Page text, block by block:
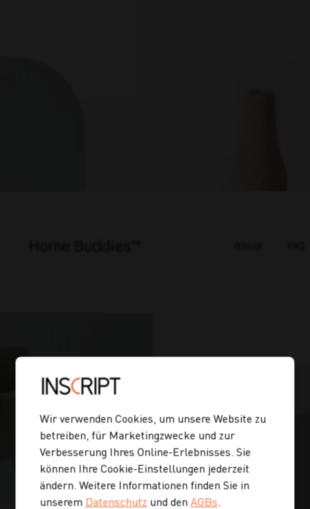
Wir verwenden Cookies, um unsere Website zu
betreiben, für Marketingzwecke und zur
Verbesserung Ihres Online-Erlebnisses. Sie
können Ihre Cookie-Einstellungen jederzeit
ändern. Weitere Informationen finden Sie in
unserem Datenschutz und denAGBs.